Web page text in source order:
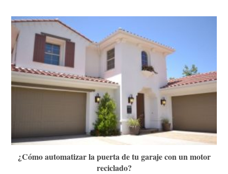
¿Cómo automatizar la puerta de tu garaje con un motor
reciclado?